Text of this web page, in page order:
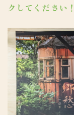
クしてください！